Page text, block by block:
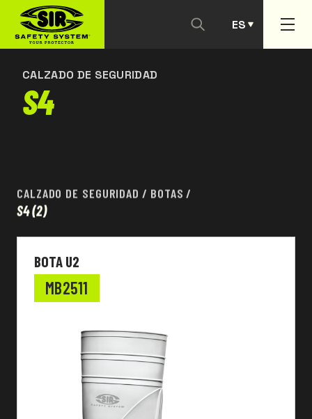
ES
PT
CALZADO DE SEGURIDAD
S4
CALZADO DE SEGURIDAD / BOTAS /
S4(2)
BOTA U2
MB2511
CONTACTANOS